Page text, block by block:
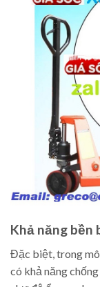
Khả năng bền
Đặc biệt, trong
có khả năng